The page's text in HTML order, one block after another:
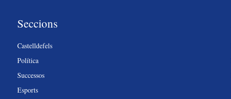
Seccions
Castelldefels
Política
Successos
Esports